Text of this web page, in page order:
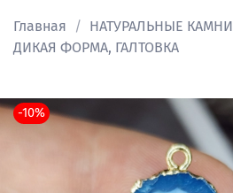
Главная
НАТУРАЛЬНЫЕ КАМНИ
ДИКАЯ ФОРМА, ГАЛТОВКА
-10%